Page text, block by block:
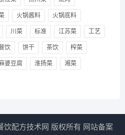
火锅酱料 火锅底料
川菜 标准 江苏菜 工艺
饮 饼干 茶饮 榨菜
麻婆豆腐 淮扬菜 湘菜
配方技术网 版权所有 网站备案